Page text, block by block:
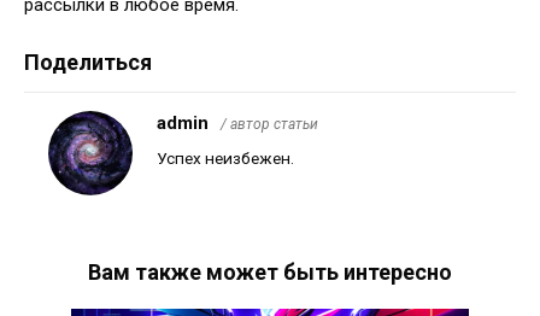
рассылки в любое время.
Поделиться
admin / автор статьи
Успех неизбежен.
Вам также может быть интересно